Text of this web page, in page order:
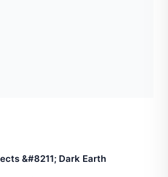
&#8211; Dark Earth